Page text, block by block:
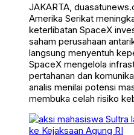
JAKARTA,
Amerika Serikat
keterlibatan SpaceX
saham perusahaan
langsung menyentuh
SpaceX mengelola
pertahanan dan
analis menilai potensi
membuka celah risiko